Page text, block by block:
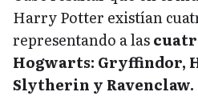
Harry Potter existían
representando a las
Hogwarts: Gryffindor,
Slytherin y Ravenclaw.